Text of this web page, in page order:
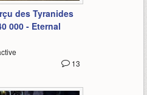
des Tyranides
000 - Eternal
13